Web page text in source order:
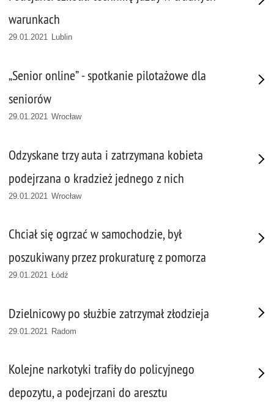
warunkach
29.01.2021 Lublin
„Senior online” - spotkanie pilotażowe dla
seniorów
29.01.2021 Wrocław
Odzyskane trzy auta i zatrzymana kobieta
podejrzana o kradzież jednego z nich
29.01.2021 Wrocław
Chciał się ogrzać w samochodzie, był
poszukiwany przez prokuraturę z pomorza
29.01.2021 Łódź
Dzielnicowy po służbie zatrzymał złodzieja
29.01.2021 Radom
Kolejne narkotyki trafiły do policyjnego
depozytu, a podejrzani do aresztu